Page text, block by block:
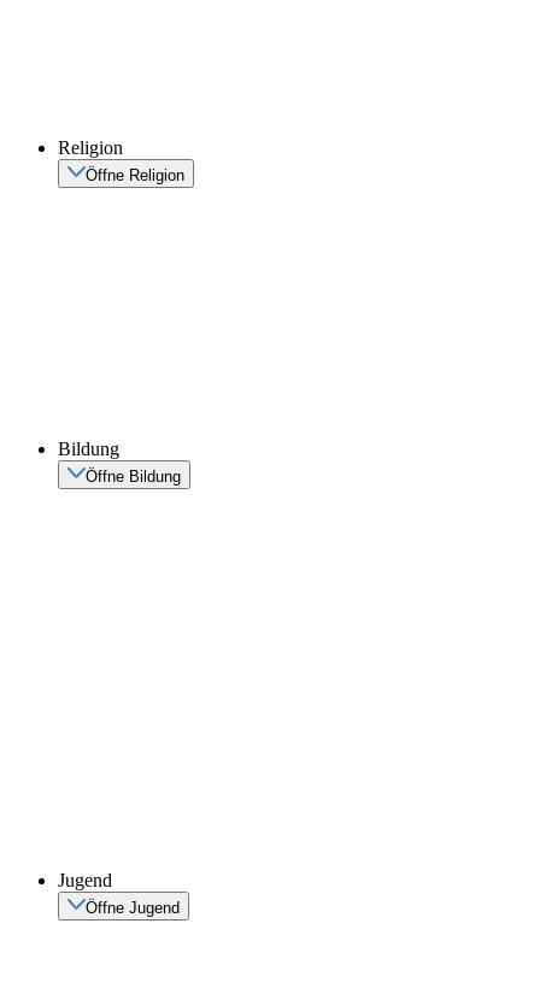
Religion
Öffne Religion
Bildung
Öffne Bildung
Jugend
Öffne Jugend